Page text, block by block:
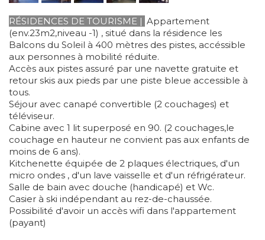
RÉSIDENCES DE TOURISME | Appartement
(env.23m2,niveau -1) , situé dans la résidence les
Balcons du Soleil à 400 mètres des pistes, accéssible
aux personnes à mobilité réduite.
Accès aux pistes assuré par une navette gratuite et
retour skis aux pieds par une piste bleue accessible à
tous.
Séjour avec canapé convertible (2 couchages) et
téléviseur.
Cabine avec 1 lit superposé en 90. (2 couchages,le
couchage en hauteur ne convient pas aux enfants de
moins de 6 ans).
Kitchenette équipée de 2 plaques électriques, d'un
micro ondes , d'un lave vaisselle et d'un réfrigérateur.
Salle de bain avec douche (handicapé) et Wc.
Casier à ski indépendant au rez-de-chaussée.
Possibilité d'avoir un accès wifi dans l'appartement
(payant)